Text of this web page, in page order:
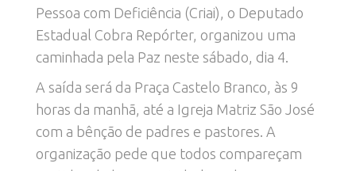
Pessoa com Deficiência (Criai), o Deputado
Estadual Cobra Repórter, organizou uma
caminhada pela Paz neste sábado, dia 4.
A saída será da Praça Castelo Branco, às 9
horas da manhã, até a Igreja Matriz São José
com a bênção de padres e pastores. A
organização pede que todos compareçam